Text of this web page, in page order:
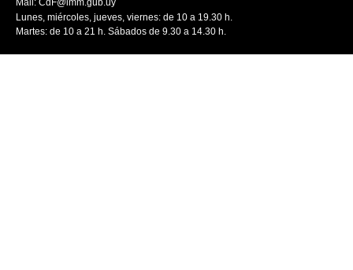
Mail: CdF@imm.gub.uy
Lunes, miércoles, jueves, viernes: de 10 a 19.30 h.
Martes: de 10 a 21 h. Sábados de 9.30 a 14.30 h.